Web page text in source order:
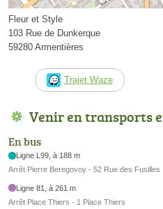
Fleur et Style
103 Rue de Dunkerque
59280 Armentières
Trajet Waze
Venir en transports
En bus
Ligne L99, à 188 m
Arrêt Pierre Beregovoy - 52 Rue des Fusilles
Ligne 81, à 261 m
Arrêt Place Thiers - 1 Place Thiers